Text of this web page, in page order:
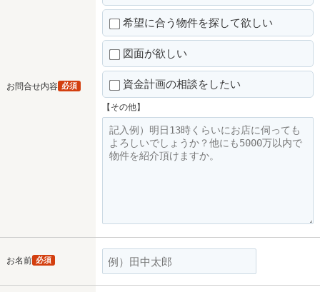
お問合せ内容 必須
希望に合う物件を探して欲しい
図面が欲しい
資金計画の相談をしたい
【その他】
お名前 必須